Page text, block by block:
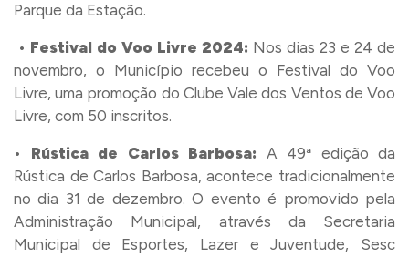
Parque da Estação.
• Festival do Voo Livre 2024: Nos dias 23 e 24 de
novembro, o Município recebeu o Festival do Voo
Livre, uma promoção do Clube Vale dos Ventos de Voo
Livre, com 50 inscritos.
• Rústica de Carlos Barbosa: A 49ª edição da
Rústica de Carlos Barbosa, acontece tradicionalmente
no dia 31 de dezembro. O evento é promovido pela
Administração Municipal, através da Secretaria
Municipal de Esportes, Lazer e Juventude, Sesc